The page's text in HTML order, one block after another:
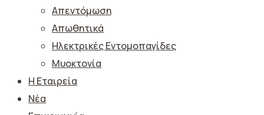
Απεντόμωση
Απωθητικά
Ηλεκτρικές Εντομοπαγίδες
Μυοκτονία
Η Εταιρεία
Νέα